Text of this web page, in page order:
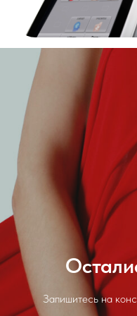
Запишитесь на
Косметология
Принимаем к оплате
© 2026 Клиника «Доктор
Все права защищены
ООО МЕДИКАЛ ПЛЮС, ИНН
01158-40/00326452
ООО НИКА , ИНН 4003040295,
001842
ООО МАКСИМЕД, ИНН
40/00349426
Карта сайта